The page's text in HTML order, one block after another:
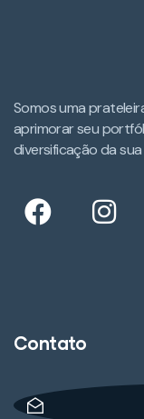
Somos uma
aprimorar seu
diversificação da
Contato